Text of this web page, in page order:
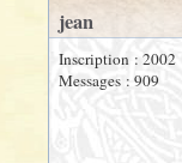
jean
Inscription : 2002
Messages : 909